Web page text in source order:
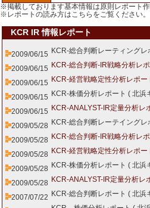
※掲載しております基本情報は原則レポート作
※レポートの読み方はこちら をご覧ください。
KCR IR 情報レポート
2009/06/15 KCR-総合判断レーティングレ
2009/06/15 KCR-総合判断-IR戦略分析レポ
2009/06/15 KCR-経営戦略定性分析レポー
2009/06/15 KCR-株価分析レポート ( 北浜
2009/06/15 KCR-ANALYST-IR定量分析レ
2009/05/28 KCR-総合判断レーテイングレ
2009/05/28 KCR-総合判断-IR戦略分析レポ
2009/05/28 KCR-経営戦略定性分析レポー
2009/05/28 KCR-株価分析レポート ( 北浜
2009/05/28 KCR-ANALYST-IR定量分析レ
2007/07/22 KCR-総合判断レポート ( 北浜